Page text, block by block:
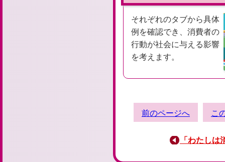
それぞれのタブから具体
例を確認でき、消費者の
行動が社会に与える影響
を考えます。
前のページへ こ
「わたし